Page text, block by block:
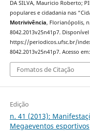
DA SILVA, Mauricio Roberto;
populares e cidadania nas
Motrivivência, Florianópolis,
8042.2013v25n41p7.
https://periodicos.ufsc.br/
8042.2013v25n41p7. Acesso
Fomatos de Citação
Edição
n. 41 (2013):
Megaeventos esportivos